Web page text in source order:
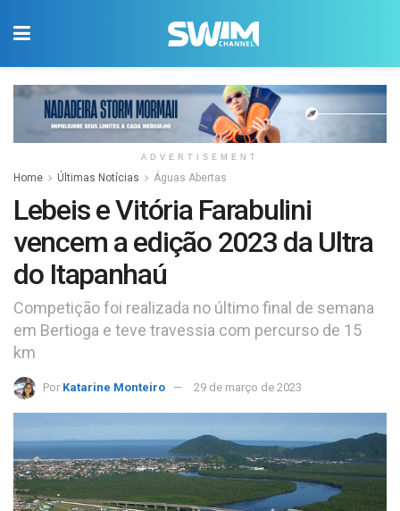
ADVERTISEMENT
Home Últimas Notícias Águas Abertas
Lebeis e Vitória Farabulini
vencem a edição 2023 da Ultra
do Itapanhaú
Competição foi realizada no último final de semana
em Bertioga e teve travessia com percurso de 15
km
Por Katarine Monteiro 29 de março de 2023